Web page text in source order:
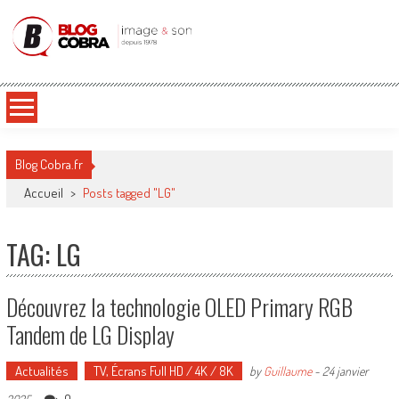
Blog Cobra
Blog Cobra.fr
Accueil > Posts tagged "LG"
TAG: LG
Découvrez la technologie OLED Primary RGB
Tandem de LG Display
Actualités TV, Écrans Full HD / 4K / 8K byGuillaume- 24 janvier